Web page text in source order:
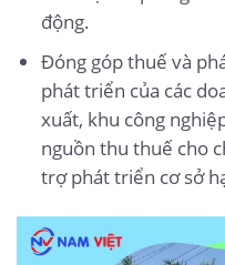
động.
Đóng góp thuế và
phát triển của các
xuất, khu công
nguồn thu thuế cho
trợ phát triển cơ sở